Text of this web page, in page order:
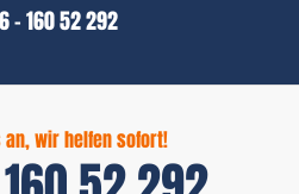
- 160 52 292
an, wir helfen sofort!